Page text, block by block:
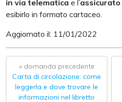
in via telematica e l’assicurato
esibirlo in formato cartaceo.
Aggiornato il: 11/01/2022
« domanda precedente
Carta di circolazione: come
leggerla e dove trovare le
informazioni nel libretto